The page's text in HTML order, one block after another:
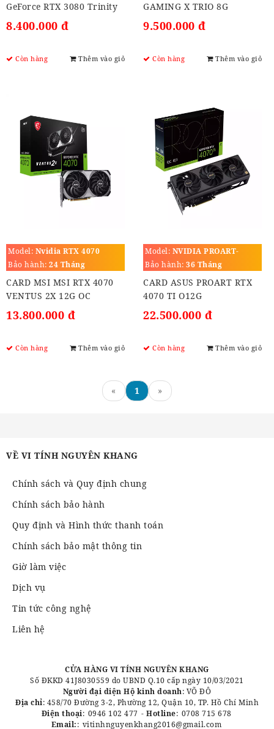
GeForce RTX 3080 Trinity
10GB GDD6X, 320-bit,
8.400.000 đ
Còn hàng Thêm vào giỏ
GAMING X TRIO 8G
9.500.000 đ
Còn hàng Thêm vào giỏ
Model: Nvidia RTX 4070
VENTUS 2X 12G OC
Bảo hành: 24 Tháng
CARD MSI MSI RTX 4070
VENTUS 2X 12G OC
13.800.000 đ
Còn hàng Thêm vào giỏ
Model: NVIDIA PROART-
RTX4070TI-O12G
Bảo hành: 36 Tháng
CARD ASUS PROART RTX
4070 TI O12G
22.500.000 đ
Còn hàng Thêm vào giỏ
« 1 »
VỀ VI TÍNH NGUYÊN KHANG
Chính sách và Quy định chung
Chính sách bảo hành
Quy định và Hình thức thanh toán
Chính sách bảo mật thông tin
Giờ làm việc
Dịch vụ
Tin tức công nghệ
Liên hệ
CỬA HÀNG VI TÍNH NGUYÊN KHANG
Số ĐKKD 41J8030559 do UBND Q.10 cấp ngày 10/03/2021
Người đại diện Hộ kinh doanh: VÕ ĐÔ
Địa chỉ: 458/70 Đường 3-2, Phường 12, Quận 10, TP. Hồ Chí Minh
Điện thoại: 0946 102 477 - Hotline: 0708 715 678
Email:: vitinhnguyenkhang2016@gmail.com